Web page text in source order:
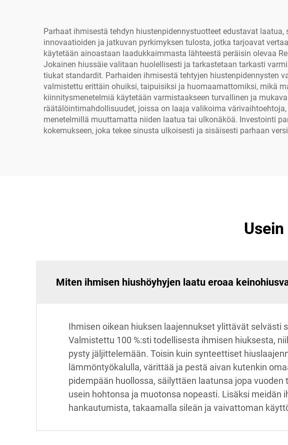
Parhaat ihmisestä tehdyn hiustenpidennystuotteet edustavat
innovaatioiden ja jatkuvan pyrkimyksen tulosta, jotka tarjoavat
käytetään ainoastaan laadukkaimmasta lähteestä peräisin olevaa
Jokainen hiussäie valitaan huolellisesti ja tarkastetaan tarkasti
tiukat standardit. Parhaiden ihmisestä tehtyjen hiustenpidennysten
valmistettu erittäin ohuiksi, taipuisiksi ja huomaamattomiksi, mikä
kiinnitysmenetelmiä käytetään varmistaakseen turvallinen ja
räätälöintimahdollisuudet, joissa on laaja valikoima
menetelmillä muuttamatta niiden laatua tai ulkonäköä. Investointi
kokemukseen, joka tekee sinusta ulkoisesti ja sisäisesti parhaan
Miten ihmisen hiushöyhyjen laatu eroaa
Ihmisen oikean hiuksen laajennukset ylittävät
Valmistettu 100 %:sti todellisesta ihmisen hiuksesta,
pysty jäljittelemään. Toisin kuin synteettiset
lämmöntyökalulla, värittää ja pestä aivan kutenkin
pidempään huollossa, säilyttäen laatunsa jopa
usein hohtonsa ja muotonsa nopeasti. Lisäksi
hankautumista, takaamalla sileän ja vaivattoman